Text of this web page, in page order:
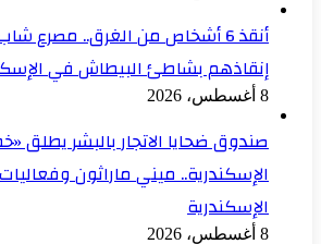
أنقذ 6 أشخاص من الغرق.. مصرع
إنقاذهم بشاطئ البيطاش في
8 أغسطس، 2026
صندوق ضحايا الاتجار بالبشر يطلق
الإسكندرية.. ميني ماراثون
الإسكندرية
8 أغسطس، 2026